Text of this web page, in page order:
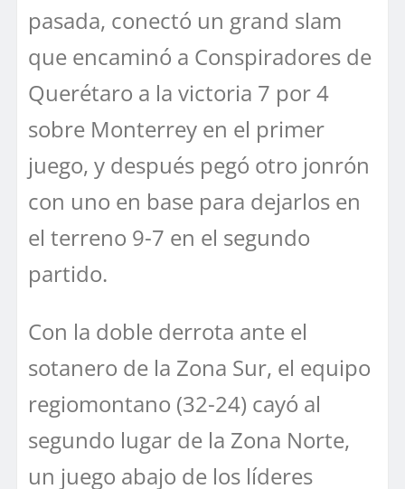
pasada, conectó un grand slam
que encaminó a Conspiradores de
Querétaro a la victoria 7 por 4
sobre Monterrey en el primer
juego, y después pegó otro jonrón
con uno en base para dejarlos en
el terreno 9-7 en el segundo
partido.
Con la doble derrota ante el
sotanero de la Zona Sur, el equipo
regiomontano (32-24) cayó al
segundo lugar de la Zona Norte,
un juego abajo de los líderes